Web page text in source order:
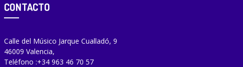
CONTACTO
Calle del Músico Jarque Cualladó, 9
46009 Valencia,
Teléfono :+34 963 46 70 57